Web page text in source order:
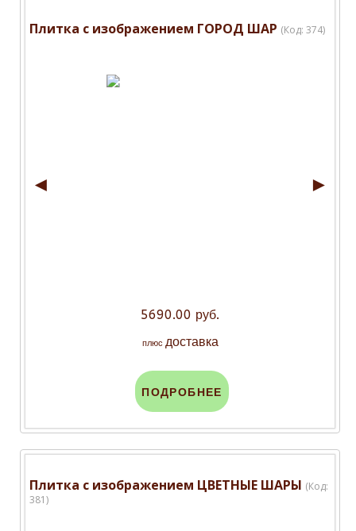
Плитка с изображением ГОРОД ШАР (Код: 374)
◄ ►
5690.00 руб.
плюс доставка
ПОДРОБНЕЕ
Плитка с изображением ЦВЕТНЫЕ ШАРЫ (Код:
381)